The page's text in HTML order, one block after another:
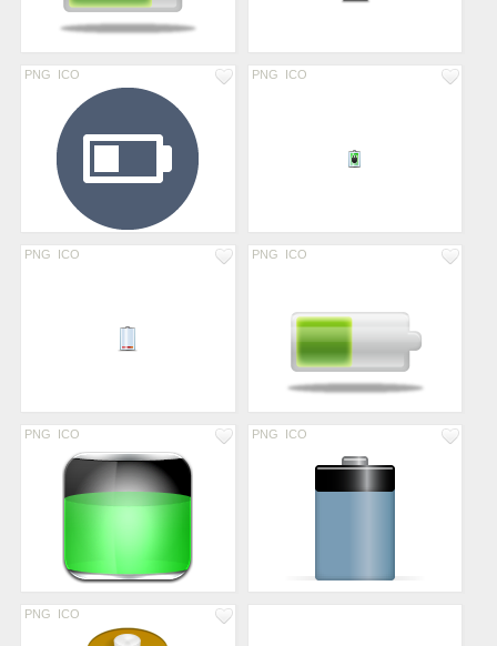
PNG ICO PNG ICO
PNG ICO PNG ICO
PNG ICO PNG ICO
PNG ICO